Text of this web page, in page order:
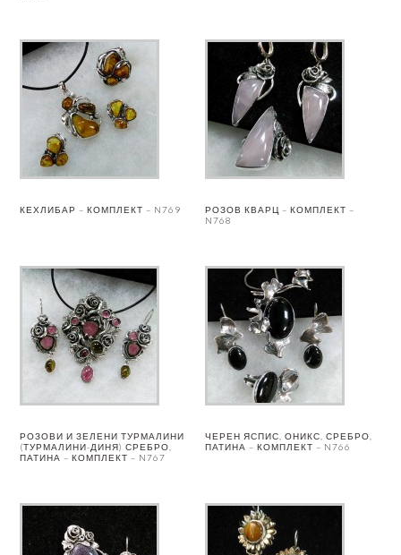
КЕХЛИБАР – КОМПЛЕКТ – N769
РОЗОВ КВАРЦ – КОМПЛЕКТ –
N768
РОЗОВИ И ЗЕЛЕНИ ТУРМАЛИНИ
(ТУРМАЛИНИ-ДИНЯ) СРЕБРО,
ПАТИНА – КОМПЛЕКТ – N767
ЧЕРЕН ЯСПИС, ОНИКС, СРЕБРО,
ПАТИНА – КОМПЛЕКТ – N766